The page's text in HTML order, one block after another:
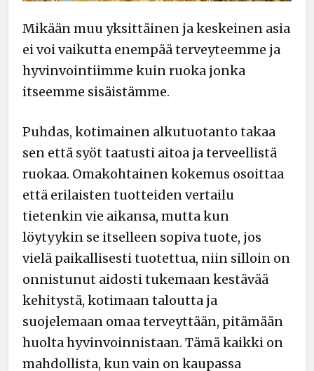
Mikään muu yksittäinen ja keskeinen asia
ei voi vaikutta enempää terveyteemme ja
hyvinvointiimme kuin ruoka jonka
itseemme sisäistämme.
Puhdas, kotimainen alkutuotanto takaa
sen että syöt taatusti aitoa ja terveellistä
ruokaa. Omakohtainen kokemus osoittaa
että erilaisten tuotteiden vertailu
tietenkin vie aikansa, mutta kun
löytyykin se itselleen sopiva tuote, jos
vielä paikallisesti tuotettua, niin silloin on
onnistunut aidosti tukemaan kestävää
kehitystä, kotimaan taloutta ja
suojelemaan omaa terveyttään, pitämään
huolta hyvinvoinnistaan. Tämä kaikki on
mahdollista, kun vain on kaupassa